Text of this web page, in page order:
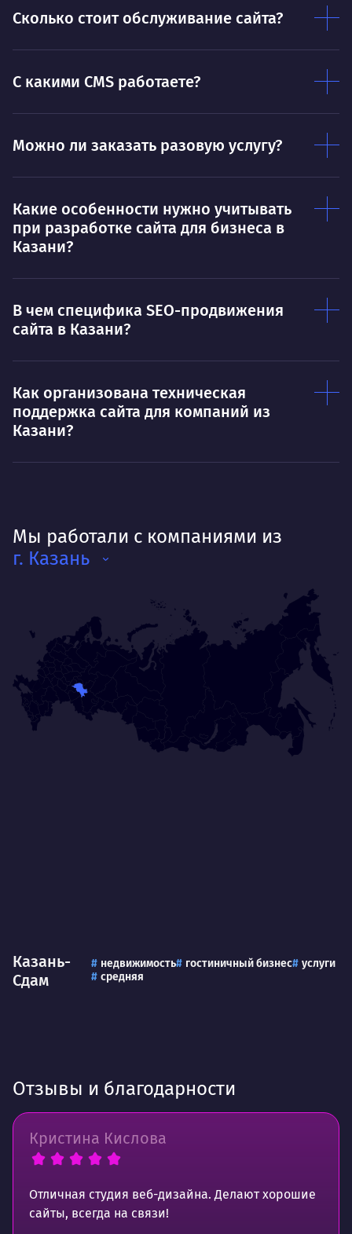
Умею
Договариваться.
О работе
Ты — это то, что ты делаешь. Этим всё
О
Сколько стоит обслуживание сайта?
С какими CMS работаете?
Можно ли заказать разовую услугу?
Какие особенности нужно учитывать
при разработке сайта для бизнеса в
Казани?
В чем специфика SEO-продвижения
сайта в Казани?
Как организована техническая
поддержка сайта для компаний из
Казани?
Мы работали с компаниями из
г. Казань
Казань-
Сдам
недвижимость гостиничный бизнес
услуги
средняя
Отзывы и благодарности
Кристина Кислова
Отличная студия веб-дизайна. Делают хорошие
сайты, всегда на связи!